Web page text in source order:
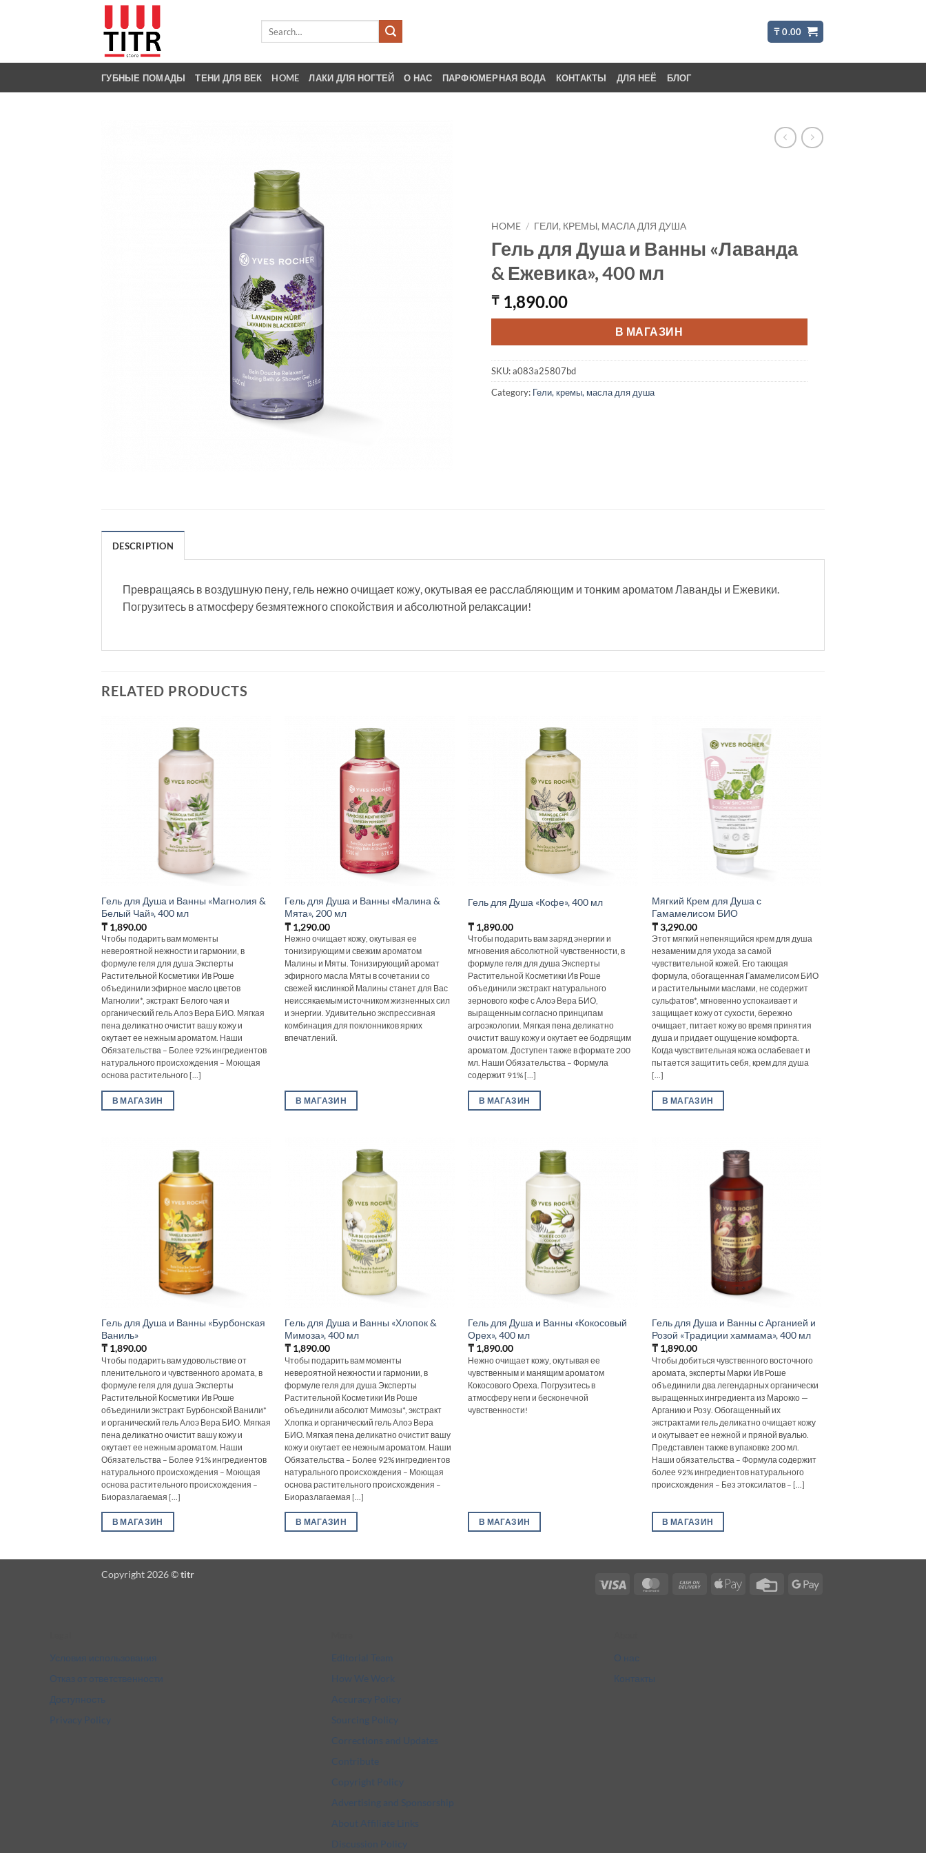
₸0.00
ГУБНЫЕ ПОМАДЫ ТЕНИ ДЛЯ ВЕК HOME ЛАКИ ДЛЯ НОГТЕЙ О НАС ПАРФЮМЕРНАЯ ВОДА КОНТАКТЫ ДЛЯ НЕЁ БЛОГ
HOME / ГЕЛИ, КРЕМЫ, МАСЛА ДЛЯ ДУША
Гель для Душа и Ванны «Лаванда
& Ежевика», 400 мл
₸1,890.00
В МАГАЗИН
SKU:a083a25807bd
Category: Гели, кремы, масла для душа
DESCRIPTION
Превращаясь в воздушную пену, гель нежно очищает кожу, окутывая ее расслабляющим и тонким ароматом Лаванды и Ежевики.
Погрузитесь в атмосферу безмятежного спокойствия и абсолютной релаксации!
RELATED PRODUCTS
Гель для Душа и Ванны «Магнолия &
Белый Чай», 400 мл
₸1,890.00
Чтобы подарить вам моменты
невероятной нежности и гармонии, в
формуле геля для душа Эксперты
Растительной Косметики Ив Роше
объединили эфирное масло цветов
Магнолии*, экстракт Белого чая и
органический гель Алоэ Вера БИО. Мягкая
пена деликатно очистит вашу кожу и
окутает ее нежным ароматом. Наши
Обязательства – Более 92% ингредиентов
натурального происхождения – Моющая
основа растительного [...]
В МАГАЗИН
Гель для Душа и Ванны «Малина &
Мята», 200 мл
₸ 1,290.00
Нежно очищает кожу, окутывая ее
тонизирующим и свежим ароматом
Малины и Мяты. Тонизирующий аромат
эфирного масла Мяты в сочетании со
свежей кислинкой Малины станет для Вас
неиссякаемым источником жизненных сил
и энергии. Удивительно экспрессивная
комбинация для поклонников ярких
впечатлений.
В МАГАЗИН
Гель для Душа «Кофе», 400 мл
₸ 1,890.00
Чтобы подарить вам заряд энергии и
мгновения абсолютной чувственности, в
формуле геля для душа Эксперты
Растительной Косметики Ив Роше
объединили экстракт натурального
зернового кофе с Алоэ Вера БИО,
выращенным согласно принципам
агроэкологии. Мягкая пена деликатно
очистит вашу кожу и окутает ее бодрящим
ароматом. Доступен также в формате 200
мл. Наши Обязательства – Формула
содержит 91% [...]
В МАГАЗИН
Мягкий Крем для Душа с
Гамамелисом БИО
₸3,290.00
Этот мягкий непенящийся крем для душа
незаменим для ухода за самой
чувствительной кожей. Его тающая
формула, обогащенная Гамамелисом БИО
и растительными маслами, не содержит
сульфатов*, мгновенно успокаивает и
защищает кожу от сухости, бережно
очищает, питает кожу во время принятия
душа и придает ощущение комфорта.
Когда чувствительная кожа ослабевает и
пытается защитить себя, крем для душа
[...]
В МАГАЗИН
Гель для Душа и Ванны «Бурбонская
Ваниль»
₸1,890.00
Чтобы подарить вам удовольствие от
пленительного и чувственного аромата, в
формуле геля для душа Эксперты
Растительной Косметики Ив Роше
объединили экстракт Бурбонской Ванили*
и органический гель Алоэ Вера БИО. Мягкая
пена деликатно очистит вашу кожу и
окутает ее нежным ароматом. Наши
Обязательства – Более 91% ингредиентов
натурального происхождения – Моющая
основа растительного происхождения –
Биоразлагаемая [...]
В МАГАЗИН
Гель для Душа и Ванны «Хлопок &
Мимоза», 400 мл
₸ 1,890.00
Чтобы подарить вам моменты
невероятной нежности и гармонии, в
формуле геля для душа Эксперты
Растительной Косметики Ив Роше
объединили абсолют Мимозы*, экстракт
Хлопка и органический гель Алоэ Вера
БИО. Мягкая пена деликатно очистит вашу
кожу и окутает ее нежным ароматом. Наши
Обязательства – Более 92% ингредиентов
натурального происхождения – Моющая
основа растительного происхождения –
Биоразлагаемая [...]
В МАГАЗИН
Гель для Душа и Ванны «Кокосовый
Орех», 400 мл
₸ 1,890.00
Нежно очищает кожу, окутывая ее
чувственным и манящим ароматом
Кокосового Ореха. Погрузитесь в
атмосферу неги и бесконечной
чувственности!
В МАГАЗИН
Гель для Душа и Ванны с Арганией и
Розой «Традиции хаммама», 400 мл
₸1,890.00
Чтобы добиться чувственного восточного
аромата, эксперты Марки Ив Роше
объединили два легендарных органически
выращенных ингредиента из Марокко —
Арганию и Розу. Обогащенный их
экстрактами гель деликатно очищает кожу
и окутывает ее нежной и пряной вуалью.
Представлен также в упаковке 200 мл.
Наши обязательства – Формула содержит
более 92% ингредиентов натурального
происхождения – Без этоксилатов – [...]
В МАГАЗИН
Visa MasterCardCash
Apple
Credit
Google
Copyright 2026 ©titr
Условия использования
Отказ от ответственности
Доступность
Privacy Policy
Editorial Team
How We Work
Accuracy Policy
Sourcing Policy
Corrections and Updates
Contribute
Copyright Policy
Advertising and Sponsorship
About Affiliate Links
Discussion Policy
О нас
Контакты